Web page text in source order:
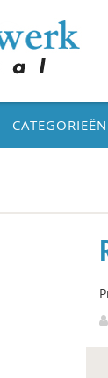
CATEGORIEËN